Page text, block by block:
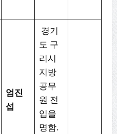
엄진
섭
경기
도 구
리시
지방
공무
원 전
입을
명함.